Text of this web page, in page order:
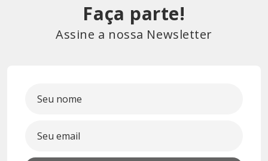
Faça parte!
Assine a nossa Newsletter